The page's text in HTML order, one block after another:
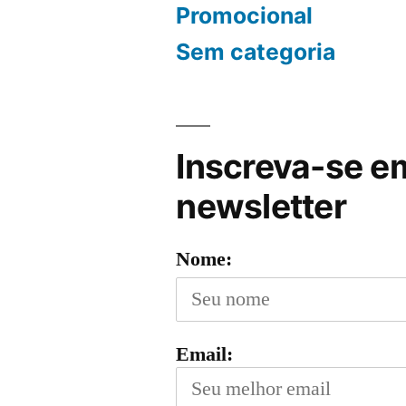
Promocional
Sem categoria
Inscreva-se
newsletter
Nome:
Email: